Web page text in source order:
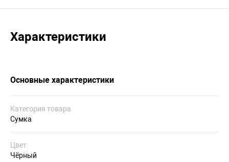
Характеристики
Основные характеристики
Категория товара
Сумка
Цвет
Чёрный